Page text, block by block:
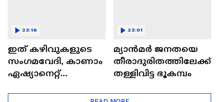
ഇത് കഴിവുകളുടെ
സംഗമവേദി, കാണാം
ഏഷ്യാനെറ്റ്
23:16
മ്യാൻമർ ജനതയെ
തീരാദുരിതത്തിലേക്ക്
തള്ളിവിട്ട ഭൂകമ്പം
23:01